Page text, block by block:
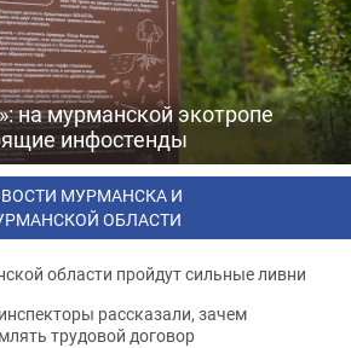
на мурманской экотропе
инфостенды
МУРМАНСКА И
ОБЛАСТИ
области пройдут сильные ливни
рассказали, зачем
трудовой договор